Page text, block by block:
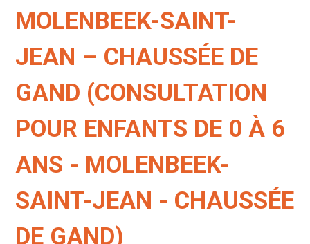
MOLENBEEK-SAINT-
JEAN – CHAUSSÉE DE
GAND (CONSULTATION
POUR ENFANTS DE 0 À 6
ANS - MOLENBEEK-
SAINT-JEAN - CHAUSSÉE
DE GAND)